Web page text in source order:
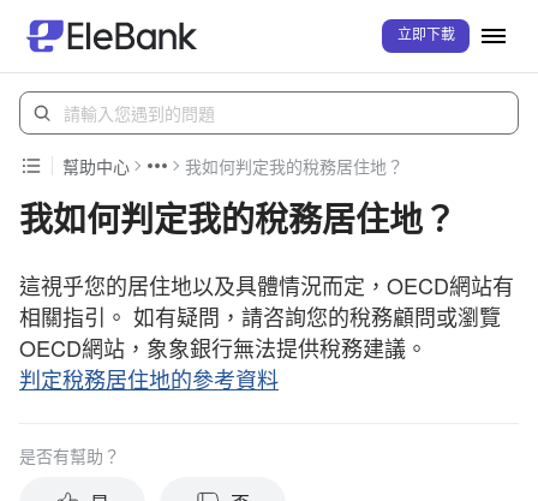
立即下載
幫助中心 我如何判定我的稅務居住地？
我如何判定我的稅務居住地？
這視乎您的居住地以及具體情況而定，OECD網站有
相關指引。 如有疑問，請咨詢您的稅務顧問或瀏覽
OECD網站，象象銀行無法提供稅務建議。
判定稅務居住地的參考資料
是否有幫助？